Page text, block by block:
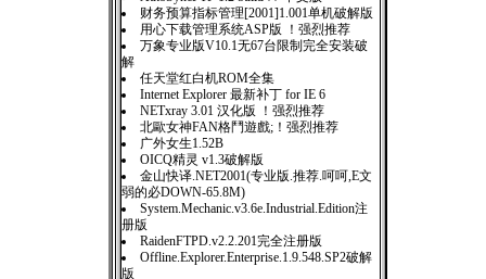
财务预算指标管理[2001]1.001单机破解版
用心下载管理系统ASP版 ！强烈推荐
万象专业版V10.1无67台限制完全安装破
解
任天堂红白机ROM全集
Internet Explorer 最新补丁 for IE 6
NETxray 3.01 汉化版 ！强烈推荐
北歐女神FAN格鬥遊戲;！强烈推荐
广外女生1.52B
OICQ精灵 v1.3破解版
金山快译.NET2001(专业版.推荐.呵呵,E文
弱的必DOWN-65.8M)
System.Mechanic.v3.6e.Industrial.Edition注
册版
RaidenFTPD.v2.2.201完全注册版
Offline.Explorer.Enterprise.1.9.548.SP2破解
版